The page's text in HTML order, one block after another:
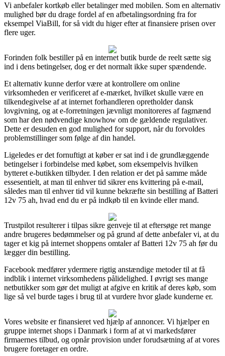
Vi anbefaler kortkøb eller betalinger med mobilen. Som en alternativ
mulighed bør du drage fordel af en afbetalingsordning fra for
eksempel ViaBill, for så vidt du higer efter at finansiere prisen over
flere uger.
Forinden folk bestiller på en internet butik burde de reelt sætte sig
ind i dens betingelser, dog er det normalt ikke super spændende.
Et alternativ kunne derfor være at kontrollere om online
virksomheden er verificeret af e-mærket, hvilket skulle være en
tilkendegivelse af at internet forhandleren opretholder dansk
lovgivning, og at e-forretningen jævnligt monitoreres af fagmænd
som har den nødvendige knowhow om de gældende regulativer.
Dette er desuden en god mulighed for support, når du forvoldes
problemstillinger som følge af din handel.
Ligeledes er det fornuftigt at køber er sat ind i de grundlæggende
betingelser i forbindelse med købet, som eksempelvis hvilken
bytteret e-butikken tilbyder. I den relation er det på samme måde
essesentielt, at man til enhver tid sikrer ens kvittering på e-mail,
således man til enhver tid vil kunne bekræfte sin bestilling af Batteri
12v 75 ah, hvad end du er på indkøb til en kvinde eller mand.
Trustpilot resulterer i tilpas sikre genveje til at eftersøge ret mange
andre brugeres bedømmelser og på grund af dette anbefaler vi, at du
tager et kig på internet shoppens omtaler af Batteri 12v 75 ah før du
lægger din bestilling.
Facebook medfører ydermere rigtig anstændige metoder til at få
indblik i internet virksomhedens pålidelighed. I øvrigt ses mange
netbutikker som gør det muligt at afgive en kritik af deres køb, som
lige så vel burde tages i brug til at vurdere hvor glade kunderne er.
Vores website er finansieret ved hjælp af annoncer. Vi hjælper en
gruppe internet shops i Danmark i form af at vi markedsfører
firmaernes tilbud, og opnår provision under forudsætning af at vores
brugere foretager en ordre.